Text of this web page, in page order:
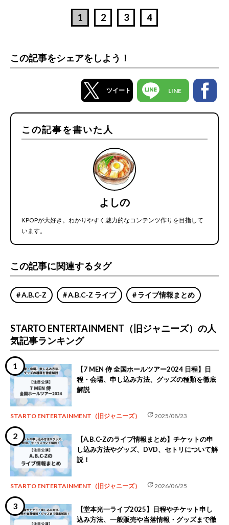
1 2 3 4
この記事をシェアをしよう！
ツイート LINE
この記事を書いた人
よしの
KPOPが大好き。わかりやすく魅力的なコンテンツ作りを目指して
います。
この記事に関連するタグ
A.B.C-Z A.B.C-Z ライブ ライブ情報まとめ
STARTO ENTERTAINMENT（旧ジャニーズ）の人
気記事ランキング
【7 MEN 侍 全国ホールツアー2024 日程】日
程・会場、申し込み方法、グッズの種類を徹底
解説
STARTO ENTERTAINMENT（旧ジャニーズ） update2025/08/23
【A.B.C-Zのライブ情報まとめ】チケットの申
し込み方法やグッズ、DVD、セトリについて解
説！
STARTO ENTERTAINMENT（旧ジャニーズ） update2026/06/25
【堂本光一ライブ2025】日程やチケット申し
込み方法、一般販売や当落情報・グッズまで徹